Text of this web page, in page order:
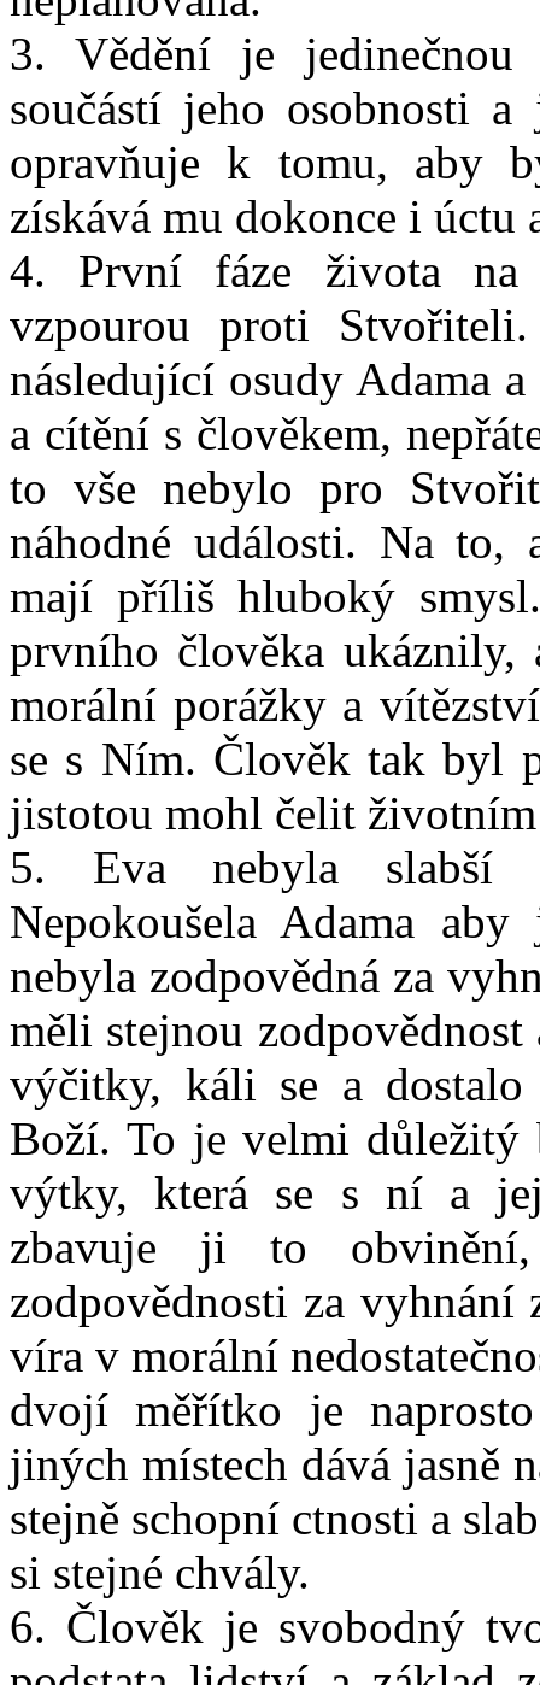
3. Vědění je jedinečnou
součástí jeho osobnosti
opravňuje k tomu, aby
získává mu dokonce i úctu
4. První fáze života na
vzpourou proti
následující osudy Adama
a cítění s člověkem,
to vše nebylo pro
náhodné události. Na to,
mají příliš hluboký
prvního člověka ukáznily,
morální porážky a
se s Ním. Člověk tak byl
jistotou mohl čelit
5. Eva nebyla slabší
Nepokoušela Adama
nebyla zodpovědná za
měli stejnou
výčitky, káli se a
Boží. To je velmi důležitý
výtky, která se s ní a
zbavuje ji to
zodpovědnosti za vyhnání
víra v morální
dvojí měřítko je
jiných místech dává jasně
stejně schopní ctnosti a
si stejné chvály.
6. Člověk je svobodný